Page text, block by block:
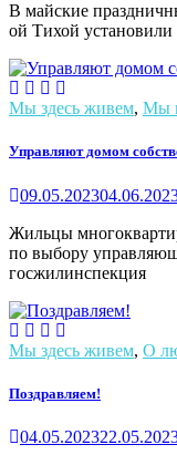
В майские
ой Тихой установили
Мы здесь живем, Мы
Управляют домом
09.05.2023
Жильцы
по выбору
госжилинспекция
Мы здесь живем, О
Поздравляем!
04.05.2023